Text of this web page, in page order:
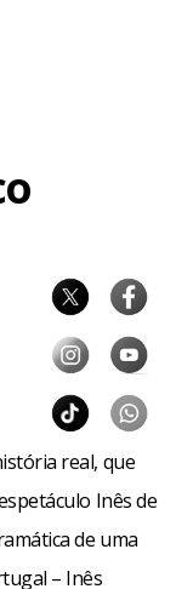
real, que
Inês de
de uma
– Inês